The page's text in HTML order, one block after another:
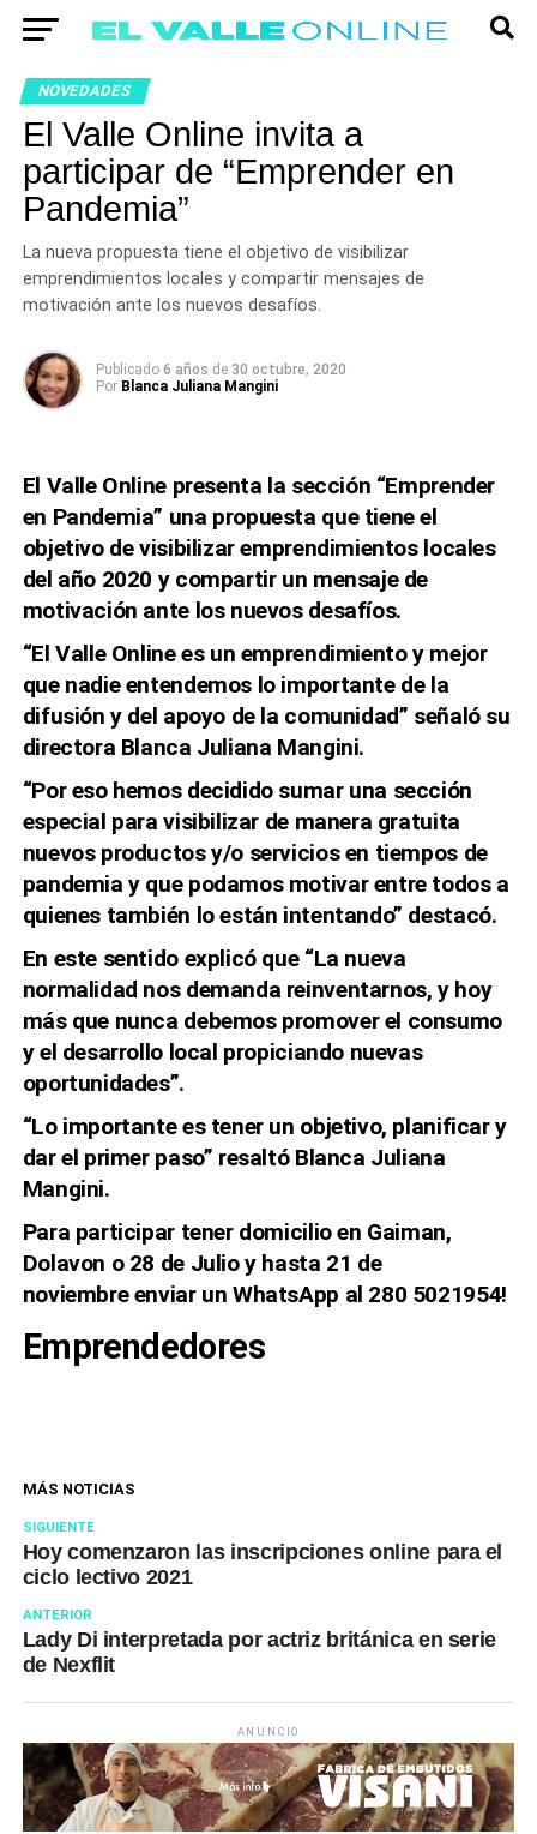
NOVEDADES
El Valle Online invita a
participar de “Emprender en
Pandemia”
La nueva propuesta tiene el objetivo de visibilizar
emprendimientos locales y compartir mensajes de
motivación ante los nuevos desafíos.
Publicado 6 años de 30 octubre, 2020
Por Blanca Juliana Mangini
El Valle Online presenta la sección “Emprender
en Pandemia” una propuesta que tiene el
objetivo de visibilizar emprendimientos locales
del año 2020 y compartir un mensaje de
motivación ante los nuevos desafíos.
“El Valle Online es un emprendimiento y mejor
que nadie entendemos lo importante de la
difusión y del apoyo de la comunidad” señaló su
directora Blanca Juliana Mangini.
“Por eso hemos decidido sumar una sección
especial para visibilizar de manera gratuita
nuevos productos y/o serviciosen tiempos de
pandemia y que podamos motivar entre todos a
quienes también lo están intentando” destacó.
En este sentido explicó que “La nueva
normalidad nos demanda reinventarnos, y hoy
más que nunca debemos promover el consumo
y el desarrollo local propiciando nuevas
oportunidades”.
“Lo importante es tener un objetivo, planificar y
dar el primer paso” resaltó Blanca Juliana
Mangini.
Para participartener domicilio en Gaiman,
Dolavon o 28 de Julio y hasta 21 de
noviembreenviar un WhatsApp al 280 5021954!
Emprendedores
MÁS NOTICIAS
SIGUIENTE
Hoy comenzaron las inscripciones online para el
ciclo lectivo 2021
ANTERIOR
Lady Di interpretada por actriz británica en serie
de Nexflit
ANUNCIO